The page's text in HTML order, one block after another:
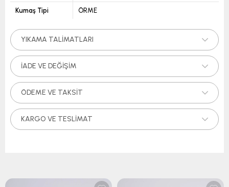
Kumaş Tipi ÖRME
YIKAMA TALIMATLARI
İADE VE DEĞIŞIM
ÖDEME VE TAKSIT
KARGO VE TESLIMAT